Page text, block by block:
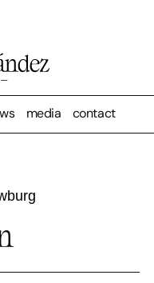
media contact